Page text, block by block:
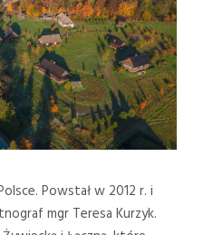
Powstał w 2012 r. i
mgr Teresa Kurzyk.